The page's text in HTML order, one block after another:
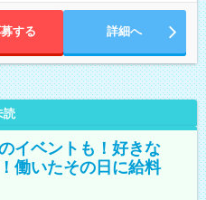
する 詳細へ
読
イベントも！好きな
働いたその日に給料